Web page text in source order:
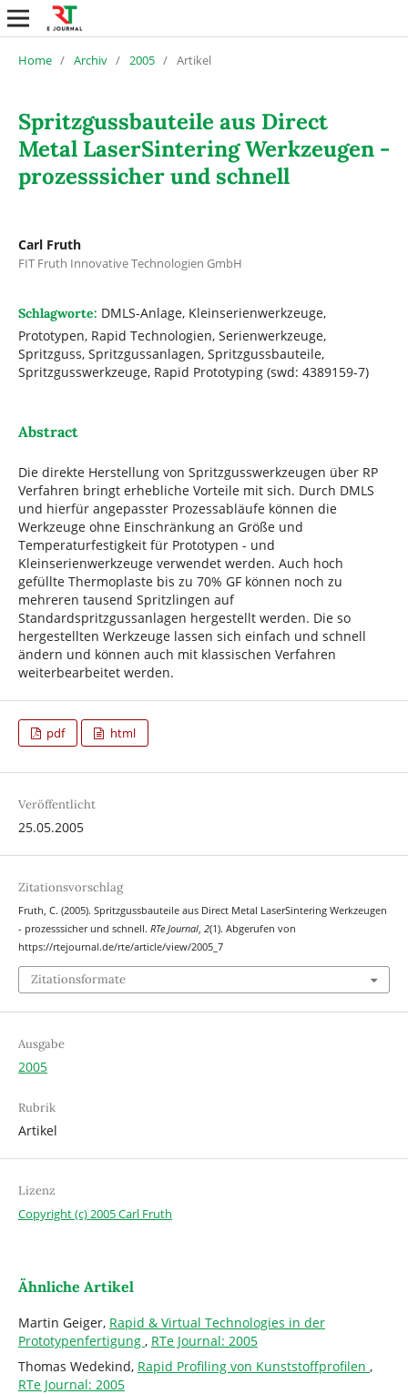
Home / Archiv / 2005 / Artikel
Spritzgussbauteile aus Direct
Metal LaserSintering Werkzeugen -
prozesssicher und schnell
Carl Fruth
FIT Fruth Innovative Technologien GmbH
Schlagworte: DMLS-Anlage, Kleinserienwerkzeuge,
Prototypen, Rapid Technologien, Serienwerkzeuge,
Spritzguss, Spritzgussanlagen, Spritzgussbauteile,
Spritzgusswerkzeuge, Rapid Prototyping (swd: 4389159-7)
Abstract
Die direkte Herstellung von Spritzgusswerkzeugen über RP
Verfahren bringt erhebliche Vorteile mit sich. Durch DMLS
und hierfür angepasster Prozessabläufe können die
Werkzeuge ohne Einschränkung an Größe und
Temperaturfestigkeit für Prototypen - und
Kleinserienwerkzeuge verwendet werden. Auch hoch
gefüllte Thermoplaste bis zu 70% GF können noch zu
mehreren tausend Spritzlingen auf
Standardspritzgussanlagen hergestellt werden. Die so
hergestellten Werkzeuge lassen sich einfach und schnell
ändern und können auch mit klassischen Verfahren
weiterbearbeitet werden.
pdf html
Veröffentlicht
25.05.2005
Zitationsvorschlag
Fruth, C. (2005). Spritzgussbauteile aus Direct Metal LaserSintering Werkzeugen
- prozesssicher und schnell. RTe Journal, 2(1). Abgerufen von
https://rtejournal.de/rte/article/view/2005_7
Zitationsformate
Ausgabe
2005
Rubrik
Artikel
Lizenz
Copyright (c) 2005 Carl Fruth
Ähnliche Artikel
Martin Geiger, Rapid & Virtual Technologies in der
Prototypenfertigung , RTe Journal: 2005
Thomas Wedekind, Rapid Profiling von Kunststoffprofilen ,
RTe Journal: 2005